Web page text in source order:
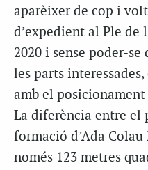
aparèixer de cop i
d’expedient al Ple de
2020 i sense poder-
les parts
amb el
La diferència entre el
formació d’Ada Colau
només 123 metres